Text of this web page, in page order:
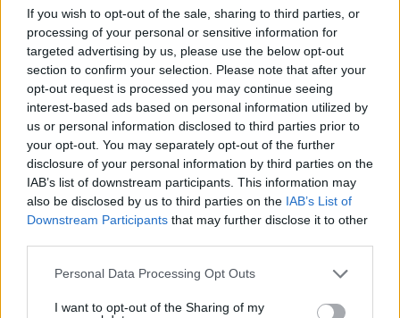
If you wish to opt-out of the sale, sharing to third parties, or
processing of your personal or sensitive information for
targeted advertising by us, please use the below opt-out
section to confirm your selection. Please note that after your
opt-out request is processed you may continue seeing
interest-based ads based on personal information utilized by
us or personal information disclosed to third parties prior to
your opt-out. You may separately opt-out of the further
disclosure of your personal information by third parties on the
IAB’s list of downstream participants. This information may
also be disclosed by us to third parties on the IAB’s List of
Downstream Participants that may further disclose it to other
Please note that this website/app uses one or more Google
not limited to your visit or usage behaviour. You may click to
Personal Data Processing Opt Outs
I want to opt-out of the Sharing of my
αργοτερα κατοικίες που πέρασαν σε βραχυχρόνια
κυρίως μετά από πώληση. Η μικρή προσφορά έφερε
αύξηση ενοικίων και αυτο δεν ειναι απληστία αλλα
νομος της θεωρίας που προασπιζεται η δεξιά. Οταν
βρεις ευκαιρια κονομας και δεν χρειάζεται
συναίσθημα και κοινωνική αναισθησία. Όπως κάνει το
δεξιο κράτος τώρα που βρήκε ευκαιρία να μαζέψει
παρά από τον ΦΠΑ.
ΑΠΑΝΤΗΣΗ
με αριστερούλη (ΠΟΤΑΜΙσιο)
και έξτρα γραφειοκρατία και μεσάζοντες, ενώ
αυξάνει μισθούς με έναν νόμο (χωρίς αύξηση της